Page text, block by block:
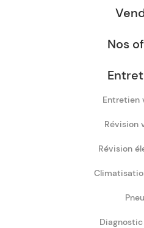
Nos
Entretien
Révision
Révision